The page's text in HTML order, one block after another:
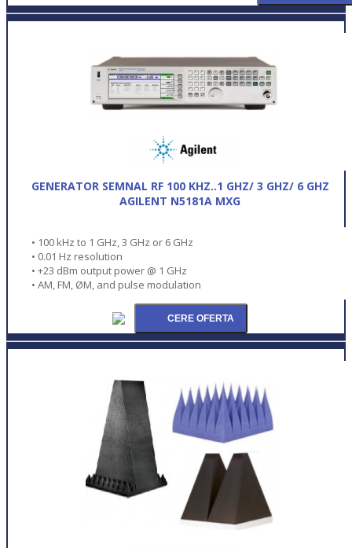
GENERATOR SEMNAL RF 100 KHZ..1 GHZ/ 3 GHZ/ 6 GHZ
AGILENT N5181A MXG
• 100 kHz to 1 GHz, 3 GHz or 6 GHz
• 0.01 Hz resolution
• +23 dBm output power @ 1 GHz
• AM, FM, ØM, and pulse modulation